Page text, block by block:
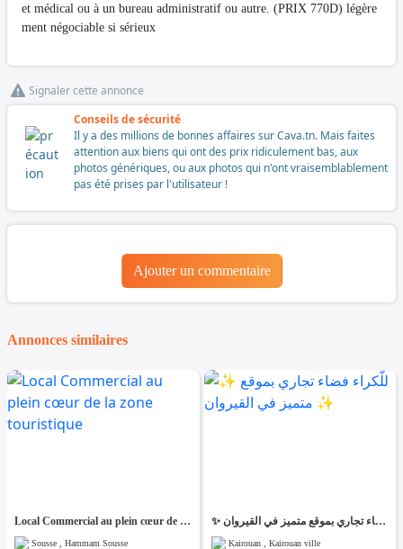
et médical ou à un bureau administratif ou autre. (PRIX 770D) légère
ment négociable si sérieux
Signaler cette annonce
Conseils de sécurité
Il y a des millions de bonnes affaires sur Cava.tn. Mais faites
attention aux biens qui ont des prix ridiculement bas, aux
photos génériques, ou aux photos qui n'ont vraisemblablement
pas été prises par l'utilisateur !
Ajouter un commentaire
Annonces similaires
Local Commercial au plein cœur de la zone touristique
Sousse , Hammam Sousse
✨ للّكراء فضاء تجاري بموقع متميز في القيروان ✨
Kairouan , Kairouan ville